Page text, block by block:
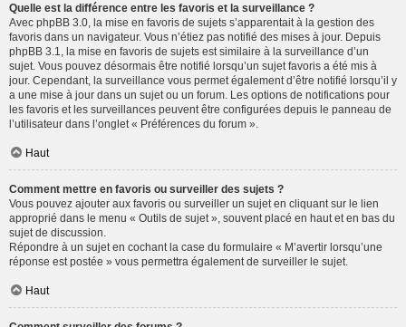
Quelle est la différence entre les favoris et la surveillance ?
Avec phpBB 3.0, la mise en favoris de sujets s’apparentait à la gestion des
favoris dans un navigateur. Vous n’étiez pas notifié des mises à jour. Depuis
phpBB 3.1, la mise en favoris de sujets est similaire à la surveillance d’un
sujet. Vous pouvez désormais être notifié lorsqu’un sujet favoris a été mis à
jour. Cependant, la surveillance vous permet également d’être notifié lorsqu’il y
a une mise à jour dans un sujet ou un forum. Les options de notifications pour
les favoris et les surveillances peuvent être configurées depuis le panneau de
l’utilisateur dans l’onglet « Préférences du forum ».
Haut
Comment mettre en favoris ou surveiller des sujets ?
Vous pouvez ajouter aux favoris ou surveiller un sujet en cliquant sur le lien
approprié dans le menu « Outils de sujet », souvent placé en haut et en bas du
sujet de discussion.
Répondre à un sujet en cochant la case du formulaire « M’avertir lorsqu’une
réponse est postée » vous permettra également de surveiller le sujet.
Haut